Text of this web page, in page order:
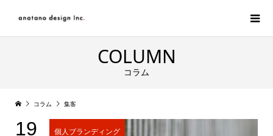
COLUMN
コラム
コラム 集客
19 個人ブランディング